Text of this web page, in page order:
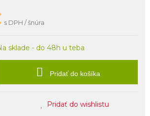
s DPH / šnúra
sklade - do 48h u teba
Pridať do košíka
Pridať do wishlistu